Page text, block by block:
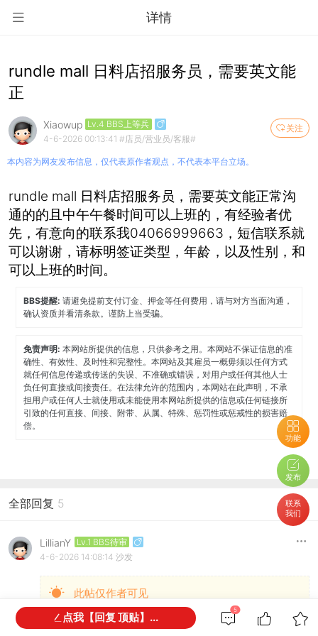
详情
功能
发布
联系
我们
rundle mall 日料店招服务员，需要英文能
正
关注
Xiaowup Lv.4 BBS上等兵
4-6-2026 00:13:41 #店员/营业员/客服#
本内容为网友发布信息，仅代表原作者观点，不代表本平台立场。
rundle mall 日料店招服务员，需要英文能正常沟
通的的且中午午餐时间可以上班的，有经验者优
先，有意向的联系我04066999663，短信联系就
可以谢谢，请标明签证类型，年龄，以及性别，和
可以上班的时间。
BBS提醒:请避免提前支付订金、押金等任何费用，请与对方当面沟通，
确认资质并看清条款。谨防上当受骗。
免责声明:本网站所提供的信息，只供参考之用。本网站不保证信息的准
确性、有效性、及时性和完整性。本网站及其雇员一概毋须以任何方式
就任何信息传递或传送的失误、不准确或错误，对用户或任何其他人士
负任何直接或间接责任。在法律允许的范围内，本网站在此声明，不承
担用户或任何人士就使用或未能使用本网站所提供的信息或任何链接所
引致的任何直接、间接、附带、从属、特殊、惩罚性或惩戒性的损害赔
偿。
全部回复 5
LillianY Lv.1 BBS待审
4-6-2026 14:08:14 沙发
此帖仅作者可见
5
点我【回复 顶贴】...